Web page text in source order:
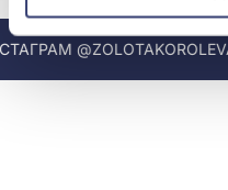
@ZOLOTAKOROLEVA